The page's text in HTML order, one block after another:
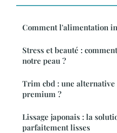
Comment l'alimentation
Stress et beauté :
notre peau ?
Trim cbd : une
premium ?
Lissage japonais : la
parfaitement lisses